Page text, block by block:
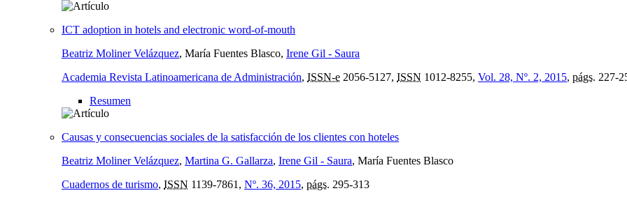
ICT adoption in hotels and electronic word-of-mouth
Beatriz Moliner Velázquez, María Fuentes Blasco, Irene Gil - Saura
Academia Revista Latinoamericana de Administración, ISSN-e 2056-5127, ISSN 1012-8255, Vol. 28, Nº. 2, 2015, págs. 227-
Resumen
Causas y consecuencias sociales de la satisfacción de los clientes con hoteles
Beatriz Moliner Velázquez, Martina G. Gallarza, Irene Gil - Saura, María Fuentes Blasco
Cuadernos de turismo, ISSN 1139-7861, Nº. 36, 2015, págs. 295-313